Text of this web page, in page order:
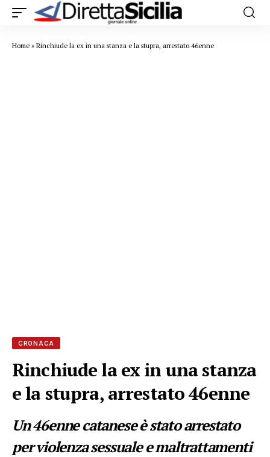
Home » Rinchiude la ex in una stanza e la stupra, arrestato 46enne
CRONACA
Rinchiude la ex in una stanza
e la stupra, arrestato 46enne
Un 46enne catanese è stato arrestato
per violenza sessuale e maltrattamenti